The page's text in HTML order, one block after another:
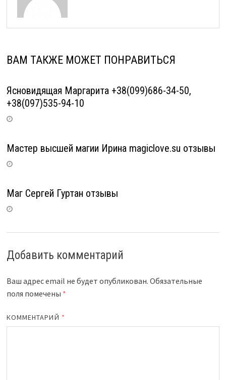
ВАМ ТАКЖЕ МОЖЕТ ПОНРАВИТЬСЯ
Ясновидящая Маргарита +38(099)686-34-50,
+38(097)535-94-10
Мастер высшей магии Ирина magiclove.su отзывы
Маг Сергей Гуртан отзывы
Добавить комментарий
Ваш адрес email не будет опубликован. Обязательные
поля помечены *
КОММЕНТАРИЙ *